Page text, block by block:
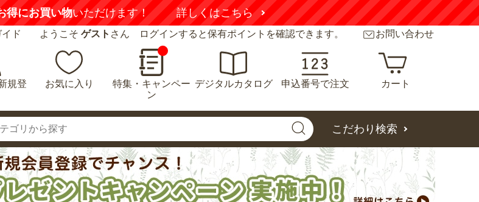
得にお買い物いただけます！ 詳しくはこちら
ド ようこそ ゲスト さん ログインすると保有ポイントを確認できます。 お問い合わせ
規登
お気に入り
特集・キャンペー
ン
デジタルカタログ 申込番号で注文 カート
こだわり検索